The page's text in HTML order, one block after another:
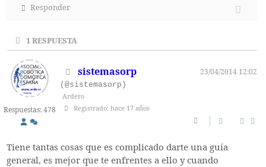
Responder
1RESPUESTA
Respuestas: 478
sistemasorp
23/04/2014 12:02
(@sistemasorp)
Ardero
Registrado: hace 17 años
Tiene tantas cosas que es complicado darte una guía
general, es mejor que te enfrentes a ello y cuando